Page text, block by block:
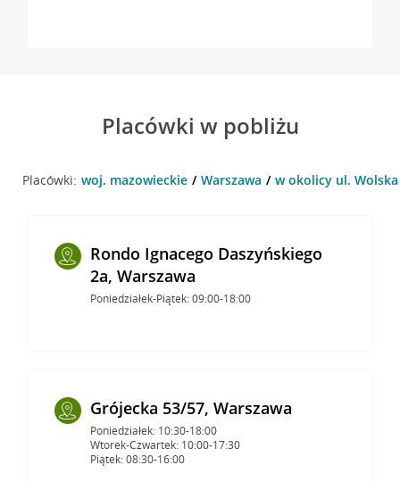
Placówki w pobliżu
Placówki: woj. mazowieckie Warszawa w okolicy ul. Wolska
Rondo Ignacego Daszyńskiego
2a, Warszawa
Poniedziałek-Piątek: 09:00-18:00
Grójecka 53/57, Warszawa
Poniedziałek: 10:30-18:00
Wtorek-Czwartek: 10:00-17:30
Piątek: 08:30-16:00